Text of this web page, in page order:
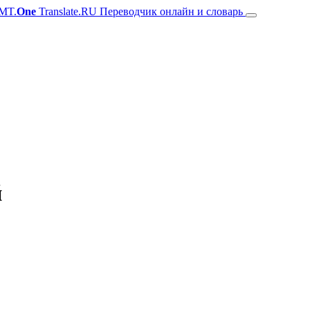
One Translate.RU Переводчик онлайн и словарь